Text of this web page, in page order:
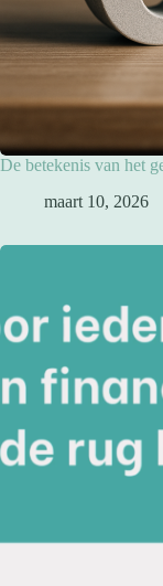
De betekenis van het
maart 10, 2026